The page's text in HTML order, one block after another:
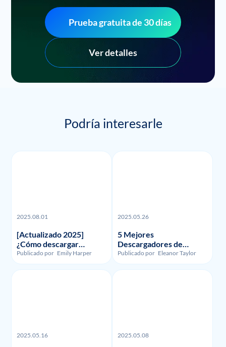
Prueba gratuita de 30 días
Ver detalles
Podría interesarle
2025.08.01
[Actualizado 2025]
¿Cómo descargar
grabaciones y vídeos de
FuboTV?
Publicado por Emily Harper
2025.05.26
5 Mejores
Descargadores de
Funimation en 2023:
Reseñados y
Comparados
Publicado por Eleanor Taylor
2025.05.16 2025.05.08